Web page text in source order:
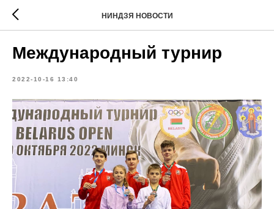
НИНДЗЯ НОВОСТИ
Международный турнир
2022-10-16 13:40